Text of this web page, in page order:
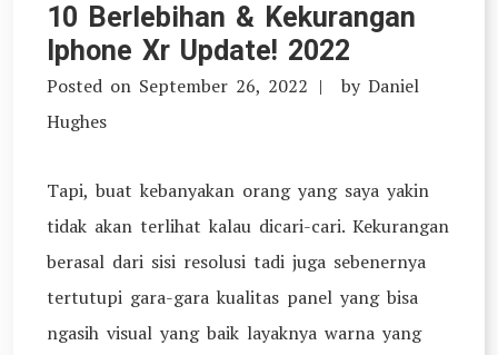
10 Berlebihan & Kekurangan
Iphone Xr Update! 2022
Posted on September 26, 2022 by Daniel
Hughes
Tapi, buat kebanyakan orang yang saya yakin
tidak akan terlihat kalau dicari-cari. Kekurangan
berasal dari sisi resolusi tadi juga sebenernya
tertutupi gara-gara kualitas panel yang bisa
ngasih visual yang baik layaknya warna yang